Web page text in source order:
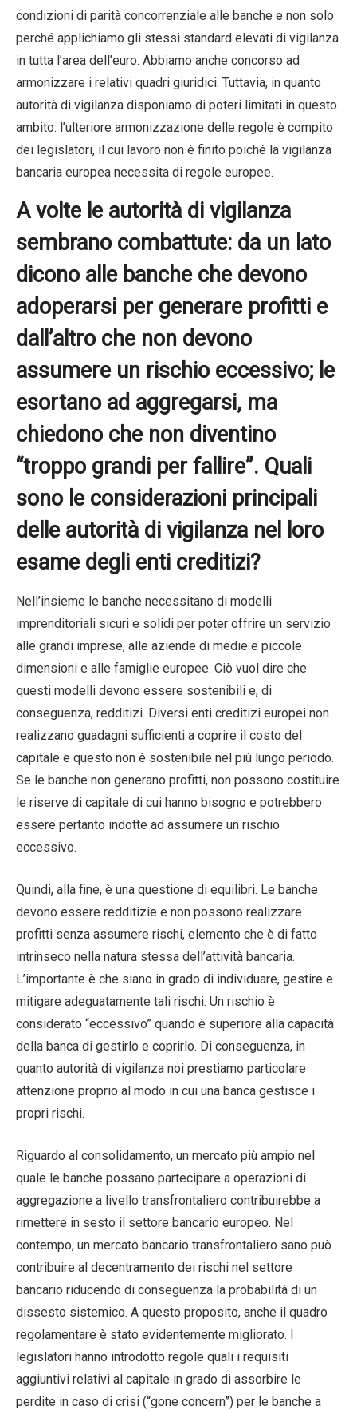
condizioni di parità concorrenziale alle banche e non solo
perché applichiamo gli stessi standard elevati di vigilanza
in tutta l’area dell’euro. Abbiamo anche concorso ad
armonizzare i relativi quadri giuridici. Tuttavia, in quanto
autorità di vigilanza disponiamo di poteri limitati in questo
ambito: l’ulteriore armonizzazione delle regole è compito
dei legislatori, il cui lavoro non è finito poiché la vigilanza
bancaria europea necessita di regole europee.
A volte le autorità di vigilanza
sembrano combattute: da un lato
dicono alle banche che devono
adoperarsi per generare profitti e
dall’altro che non devono
assumere un rischio eccessivo; le
esortano ad aggregarsi, ma
chiedono che non diventino
“troppo grandi per fallire”. Quali
sono le considerazioni principali
delle autorità di vigilanza nel loro
esame degli enti creditizi?
Nell’insieme le banche necessitano di modelli
imprenditoriali sicuri e solidi per poter offrire un servizio
alle grandi imprese, alle aziende di medie e piccole
dimensioni e alle famiglie europee. Ciò vuol dire che
questi modelli devono essere sostenibili e, di
conseguenza, redditizi. Diversi enti creditizi europei non
realizzano guadagni sufficienti a coprire il costo del
capitale e questo non è sostenibile nel più lungo periodo.
Se le banche non generano profitti, non possono costituire
le riserve di capitale di cui hanno bisogno e potrebbero
essere pertanto indotte ad assumere un rischio
eccessivo.
Quindi, alla fine, è una questione di equilibri. Le banche
devono essere redditizie e non possono realizzare
profitti senza assumere rischi, elemento che è di fatto
intrinseco nella natura stessa dell’attività bancaria.
L’importante è che siano in grado di individuare, gestire e
mitigare adeguatamente tali rischi. Un rischio è
considerato “eccessivo” quando è superiore alla capacità
della banca di gestirlo e coprirlo. Di conseguenza, in
quanto autorità di vigilanza noi prestiamo particolare
attenzione proprio al modo in cui una banca gestisce i
propri rischi.
Riguardo al consolidamento, un mercato più ampio nel
quale le banche possano partecipare a operazioni di
aggregazione a livello transfrontaliero contribuirebbe a
rimettere in sesto il settore bancario europeo. Nel
contempo, un mercato bancario transfrontaliero sano può
contribuire al decentramento dei rischi nel settore
bancario riducendo di conseguenza la probabilità di un
dissesto sistemico. A questo proposito, anche il quadro
regolamentare è stato evidentemente migliorato. I
legislatori hanno introdotto regole quali i requisiti
aggiuntivi relativi al capitale in grado di assorbire le
perdite in caso di crisi (“gone concern”) per le banche a